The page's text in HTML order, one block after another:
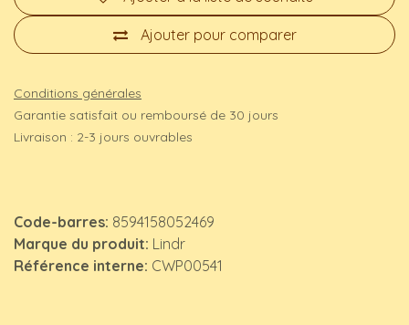
Ajouter pour comparer
Conditions générales
Garantie satisfait ou remboursé de 30 jours
Livraison : 2-3 jours ouvrables
Code-barres: 8594158052469
Marque du produit: Lindr
Référence interne: CWP00541